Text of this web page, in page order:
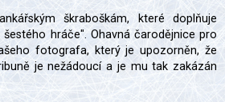
škraboškám, které doplňuje
hráče". Ohavná čarodějnice pro
fotografa, který je upozorněn, že
je nežádoucí a je mu tak zakázán